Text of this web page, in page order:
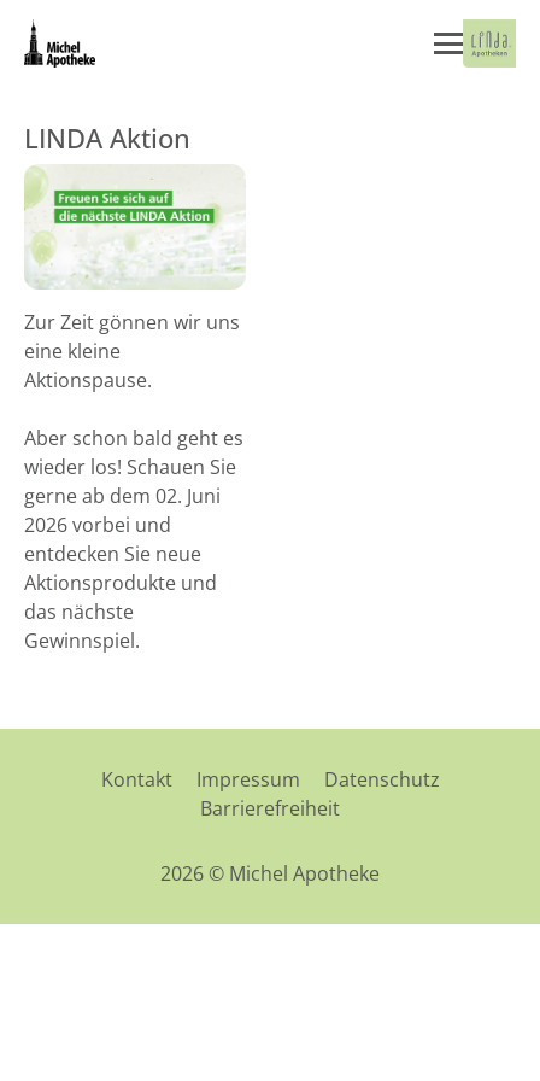
LINDA Aktion
Zur Zeit gönnen wir uns
eine kleine
Aktionspause.
Aber schon bald geht es
wieder los! Schauen Sie
gerne ab dem 02. Juni
2026 vorbei und
entdecken Sie neue
Aktionsprodukte und
das nächste
Gewinnspiel.
Kontakt Impressum
Datenschutz
Barrierefreiheit
2026 © Michel Apotheke